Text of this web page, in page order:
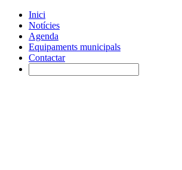
Inici
Notícies
Agenda
Equipaments municipals
Contactar